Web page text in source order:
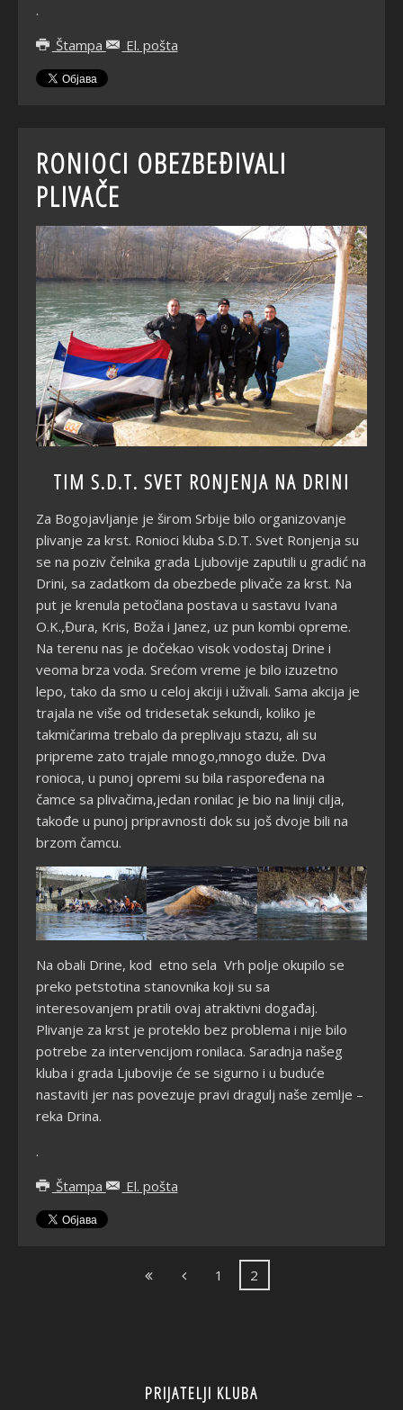
.
Štampa
El. pošta
RONIOCI OBEZBEĐIVALI
PLIVAČE
TIM S.D.T. SVET RONJENJA NA DRINI
Za Bogojavljanje je širom Srbije bilo organizovanje
plivanje za krst. Ronioci kluba S.D.T. Svet Ronjenja su
se na poziv čelnika grada Ljubovije zaputili u gradić na
Drini, sa zadatkom da obezbede plivače za krst. Na
put je krenula petočlana postava u sastavu Ivana
O.K.,Đura, Kris, Boža i Janez, uz pun kombi opreme.
Na terenu nas je dočekao visok vodostaj Drine i
veoma brza voda. Srećom vreme je bilo izuzetno
lepo, tako da smo u celoj akciji i uživali. Sama akcija je
trajala ne više od tridesetak sekundi, koliko je
takmičarima trebalo da preplivaju stazu, ali su
pripreme zato trajale mnogo,mnogo duže. Dva
ronioca, u punoj opremi su bila raspoređena na
čamce sa plivačima,jedan ronilac je bio na liniji cilja,
takođe u punoj pripravnosti dok su još dvoje bili na
brzom čamcu.
Na obali Drine, kod etno sela Vrh polje okupilo se
preko petstotina stanovnika koji su sa
interesovanjem pratili ovaj atraktivni događaj.
Plivanje za krst je proteklo bez problema i nije bilo
potrebe za intervencijom ronilaca. Saradnja našeg
kluba i grada Ljubovije će se sigurno i u buduće
nastaviti jer nas povezuje pravi dragulj naše zemlje –
reka Drina.
.
Štampa
El. pošta
1 2
PRIJATELJI KLUBA